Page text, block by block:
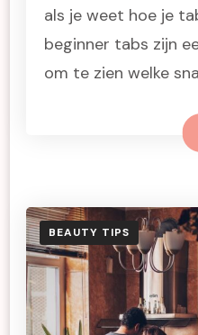
als je weet hoe je
beginner tabs zijn
om te zien welke
Lees
BEAUTY TIPS